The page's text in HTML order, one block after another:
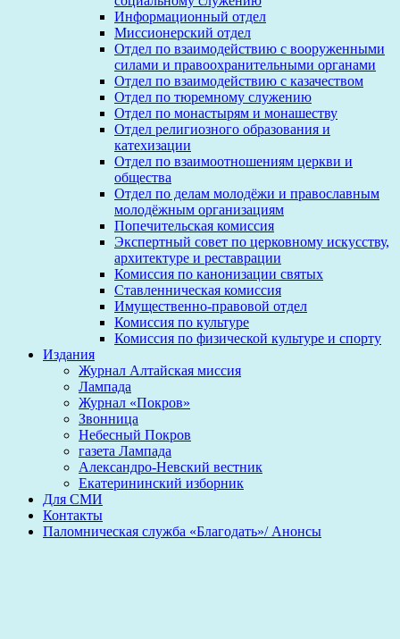
Информационный отдел
Миссионерский отдел
Отдел по взаимодействию с вооруженными
силами и правоохранительными органами
Отдел по взаимодействию с казачеством
Отдел по тюремному служению
Отдел по монастырям и монашеству
Отдел религиозного образования и
катехизации
Отдел по взаимоотношениям церкви и
общества
Отдел по делам молодёжи и православным
молодёжным организациям
Попечительская комиссия
Экспертный совет по церковному искусству,
архитектуре и реставрации
Комиссия по канонизации святых
Ставленническая комиссия
Имущественно-правовой отдел
Комиссия по культуре
Комиссия по физической культуре и спорту
Издания
Журнал Алтайская миссия
Лампада
Журнал «Покров»
Звонница
Небесный Покров
газета Лампада
Александро-Невский вестник
Екатерининский изборник
Для СМИ
Контакты
Паломническая служба «Благодать»/ Анонсы